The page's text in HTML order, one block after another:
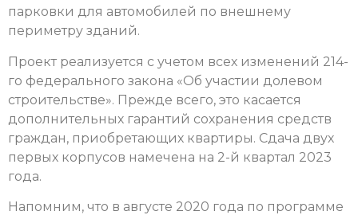
парковки для автомобилей по внешнему
периметру зданий.
Проект реализуется с учетом всех изменений 214-
го федерального закона «Об участии долевом
строительстве». Прежде всего, это касается
дополнительных гарантий сохранения средств
граждан, приобретающих квартиры. Сдача двух
первых корпусов намечена на 2-й квартал 2023
года.
Напомним, что в августе 2020 года по программе